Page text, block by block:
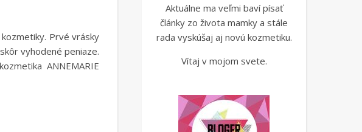
Prvé vrásky
vyhodené peniaze.
ANNEMARIE
Aktuálne ma veľmi baví písať
články zo života mamky a stále
rada vyskúšaj aj novú kozmetiku.
Vítaj v mojom svete.